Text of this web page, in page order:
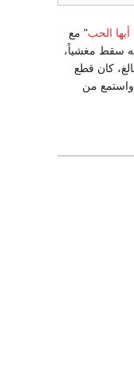
أيها الحب" مع
سقط مغشياً،
كان قطع
من